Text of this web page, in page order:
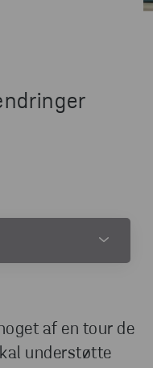
af en tour de
understøtte
Vi er klar